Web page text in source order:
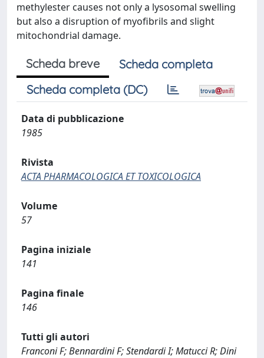
methylester causes not only a lysosomal swelling
but also a disruption of myofibrils and slight
mitochondrial damage.
Scheda breve
Scheda completa
Scheda completa (DC)
Data di pubblicazione
1985
Rivista
ACTA PHARMACOLOGICA ET TOXICOLOGICA
Volume
57
Pagina iniziale
141
Pagina finale
146
Tutti gli autori
Franconi F; Bennardini F; Stendardi I; Matucci R; Dini